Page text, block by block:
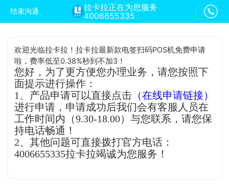
结束沟通
拉卡拉正在为您服务
4006655335
欢迎光临拉卡拉！拉卡拉最新款电签扫码POS机免费申请
啦，费率低至0.38%秒到不加3！
您好，为了更方便您办理业务，请您按照下
面提示进行操作：
1、产品申请可以直接点击 （在线申请链接）
进行申请，申请成功后我们会有客服人员在
工作时间内（9.30-18.00）与您联系，请您保
持电话畅通！
2、其他问题可直接拨打官方电话：
4006655335拉卡拉竭诚为您服务！